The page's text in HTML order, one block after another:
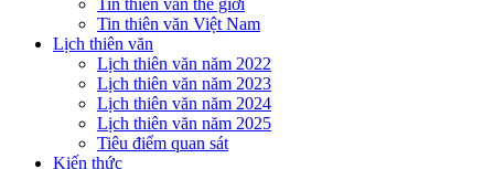
Tin thiên văn thế giới
Tin thiên văn Việt Nam
Lịch thiên văn
Lịch thiên văn năm 2022
Lịch thiên văn năm 2023
Lịch thiên văn năm 2024
Lịch thiên văn năm 2025
Tiêu điểm quan sát
Kiến thức